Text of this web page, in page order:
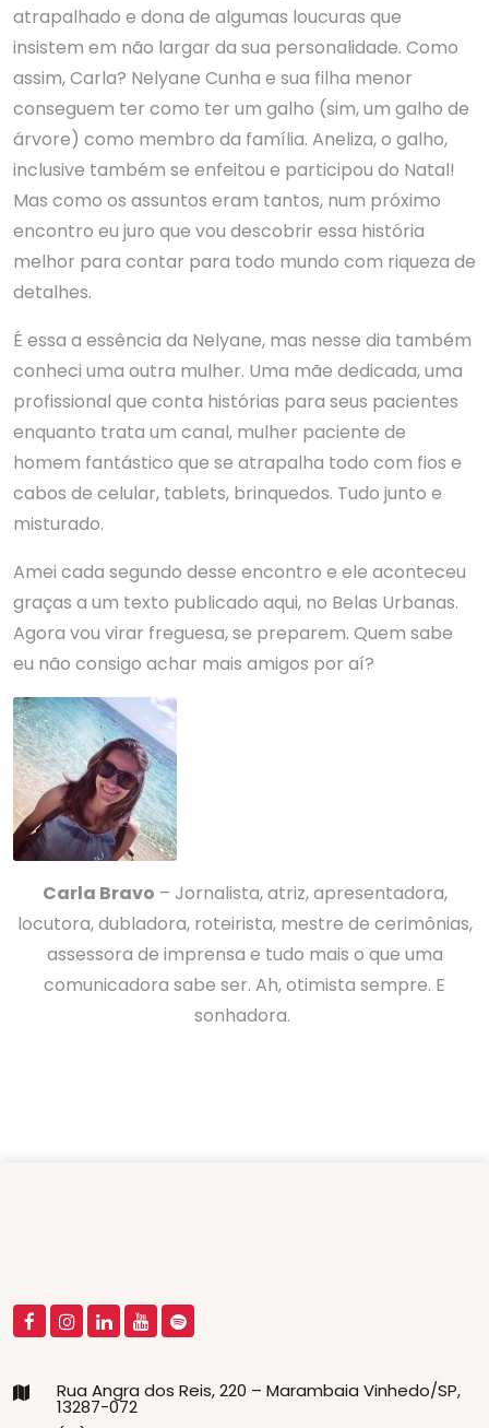
atrapalhado e dona de algumas loucuras que
insistem em não largar da sua personalidade. Como
assim, Carla? Nelyane Cunha e sua filha menor
conseguem ter como ter um galho (sim, um galho de
árvore) como membro da família. Aneliza, o galho,
inclusive também se enfeitou e participou do Natal!
Mas como os assuntos eram tantos, num próximo
encontro eu juro que vou descobrir essa história
melhor para contar para todo mundo com riqueza de
detalhes.
É essa a essência da Nelyane, mas nesse dia também
conheci uma outra mulher. Uma mãe dedicada, uma
profissional que conta histórias para seus pacientes
enquanto trata um canal, mulher paciente de
homem fantástico que se atrapalha todo com fios e
cabos de celular, tablets, brinquedos. Tudo junto e
misturado.
Amei cada segundo desse encontro e ele aconteceu
graças a um texto publicado aqui, no Belas Urbanas.
Agora vou virar freguesa, se preparem. Quem sabe
eu não consigo achar mais amigos por aí?
Carla Bravo – Jornalista, atriz, apresentadora,
locutora, dubladora, roteirista, mestre de cerimônias,
assessora de imprensa e tudo mais o que uma
comunicadora sabe ser. Ah, otimista sempre. E
sonhadora.
Rua Angra dos Reis, 220 – Marambaia Vinhedo/SP,
13287-072